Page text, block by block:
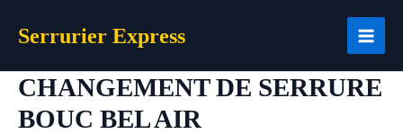
Serrurier Express
CHANGEMENT DE SERRURE
BOUC BEL AIR